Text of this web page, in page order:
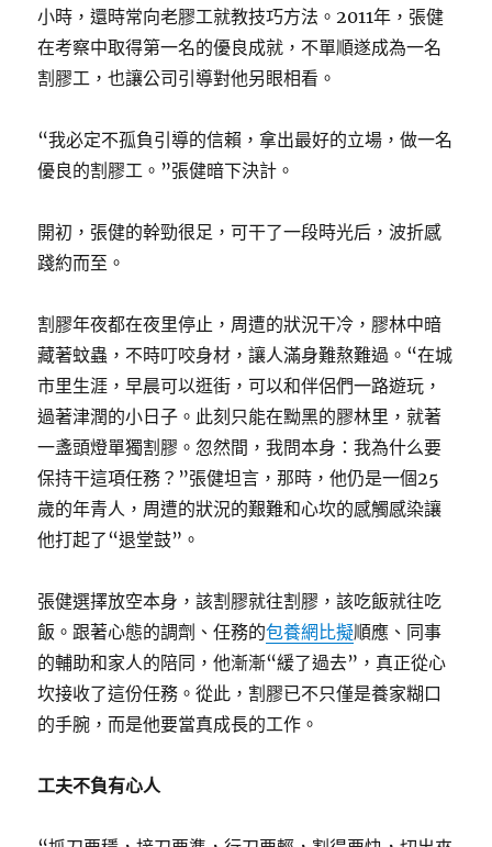
小時，還時常向老膠工就教技巧方法。2011年，張健
在考察中取得第一名的優良成就，不單順遂成為一名
割膠工，也讓公司引導對他另眼相看。
“我必定不孤負引導的信賴，拿出最好的立場，做一名
優良的割膠工。”張健暗下決計。
開初，張健的幹勁很足，可干了一段時光后，波折感
踐約而至。
割膠年夜都在夜里停止，周遭的狀況干冷，膠林中暗
藏著蚊蟲，不時叮咬身材，讓人滿身難熬難過。“在城
市里生涯，早晨可以逛街，可以和伴侶們一路遊玩，
過著津潤的小日子。此刻只能在黝黑的膠林里，就著
一盞頭燈單獨割膠。忽然間，我問本身：我為什么要
保持干這項任務？”張健坦言，那時，他仍是一個25
歲的年青人，周遭的狀況的艱難和心坎的感觸感染讓
他打起了“退堂鼓”。
張健選擇放空本身，該割膠就往割膠，該吃飯就往吃
飯。跟著心態的調劑、任務的包養網比擬順應、同事
的輔助和家人的陪同，他漸漸“緩了過去”，真正從心
坎接收了這份任務。從此，割膠已不只僅是養家糊口
的手腕，而是他要當真成長的工作。
工夫不負有心人